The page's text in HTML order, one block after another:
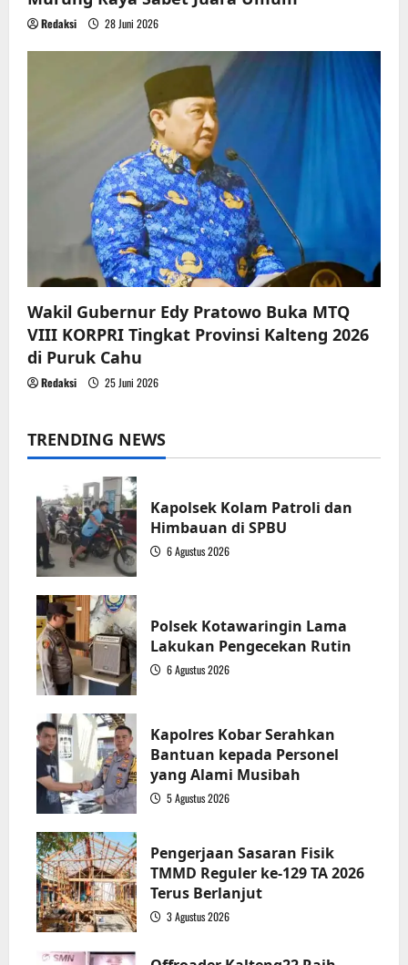
Redaksi 28 Juni 2026
Wakil Gubernur Edy Pratowo Buka MTQ
VIII KORPRI Tingkat Provinsi Kalteng 2026
di Puruk Cahu
Redaksi 25 Juni 2026
TRENDING NEWS
Kapolsek Kolam Patroli dan
Himbauan di SPBU
6 Agustus 2026
Polsek Kotawaringin Lama
Lakukan Pengecekan Rutin
6 Agustus 2026
Kapolres Kobar Serahkan
Bantuan kepada Personel
yang Alami Musibah
5 Agustus 2026
Pengerjaan Sasaran Fisik
TMMD Reguler ke-129 TA 2026
Terus Berlanjut
3 Agustus 2026